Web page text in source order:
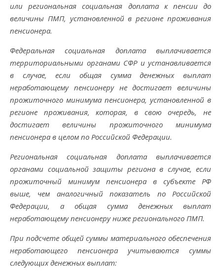
или региональная социальная доплата к пенсии до
величины ПМП, установленной в регионе проживания
пенсионера.
Федеральная социальная доплата выплачивается
территориальными органами СФР и устанавливается
в случае, если общая сумма денежных выплат
неработающему пенсионеру не достигает величины
прожиточного минимума пенсионера, установленной в
регионе проживания, которая, в свою очередь, не
достигает величины прожиточного минимума
пенсионера в целом по Российской Федерации.
Региональная социальная доплата выплачивается
органами социальной защиты региона в случае, если
прожиточный минимум пенсионера в субъекте РФ
выше, чем аналогичный показатель по Российской
Федерации, а общая сумма денежных выплат
неработающему пенсионеру ниже регионального ПМП.
При подсчете общей суммы материального обеспечения
неработающего пенсионера учитываются суммы
следующих денежных выплат: